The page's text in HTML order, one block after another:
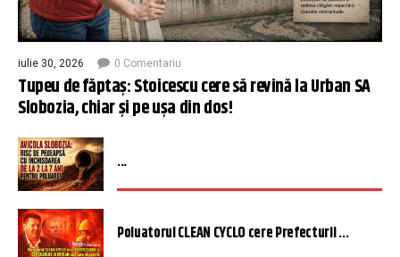
iulie 30, 2026 0 Comentariu
Tupeu de făptaș: Stoicescu cere să revină la Urban SA
Slobozia, chiar și pe ușa din dos!
...
Poluatorul CLEAN CYCLO cere Prefecturii ...